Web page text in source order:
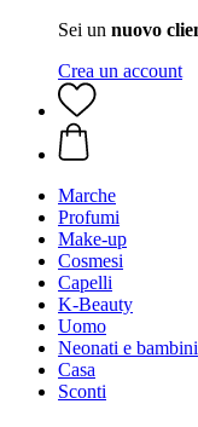
Sei un nuovo
Crea un account
Marche
Profumi
Make-up
Cosmesi
Capelli
K-Beauty
Uomo
Neonati e bambini
Casa
Sconti